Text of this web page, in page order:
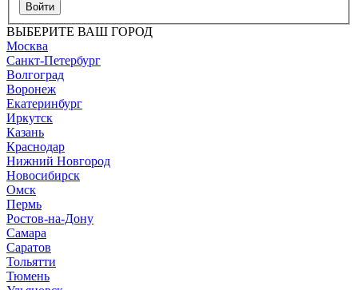
Войти
ВЫБЕРИТЕ ВАШ ГОРОД
Москва
Санкт-Петербург
Волгоград
Воронеж
Екатеринбург
Иркутск
Казань
Краснодар
Нижний Новгород
Новосибирск
Омск
Пермь
Ростов-на-Дону
Самара
Саратов
Тольятти
Тюмень